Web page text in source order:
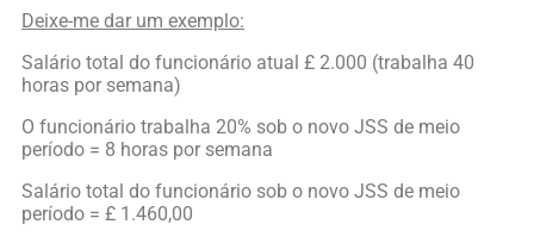
Deixe-me dar um exemplo:
Salário total do funcionário atual £ 2.000 (trabalha 40
horas por semana)
O funcionário trabalha 20% sob o novo JSS de meio
período = 8 horas por semana
Salário total do funcionário sob o novo JSS de meio
período = £ 1.460,00